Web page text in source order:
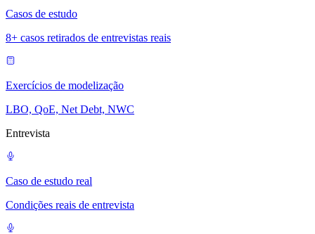
Casos de estudo
8+ casos retirados de entrevistas reais
Exercícios de modelização
LBO, QoE, Net Debt, NWC
Entrevista
Caso de estudo real
Condições reais de entrevista